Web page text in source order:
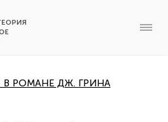
РОМАНЕ ДЖ. ГРИНА